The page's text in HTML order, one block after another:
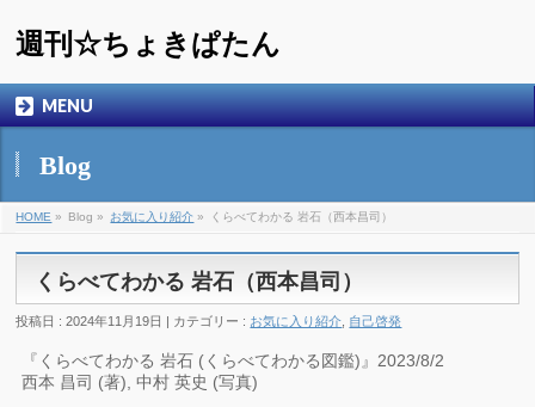
週刊☆ちょきぱたん
MENU
Blog
HOME » Blog » お気に入り紹介 » くらべてわかる 岩石（西本昌司）
くらべてわかる 岩石（西本昌司）
投稿日 : 2024年11月19日 | カテゴリー : お気に入り紹介 自己啓発
『くらべてわかる 岩石 (くらべてわかる図鑑)』2023/8/2
西本 昌司 (著), 中村 英史 (写真)